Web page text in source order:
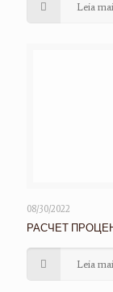
Leia
08/30/2022
РАСЧЕТ
Leia